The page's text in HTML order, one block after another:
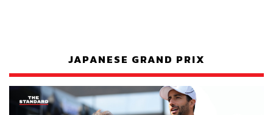
JAPANESE GRAND PRIX